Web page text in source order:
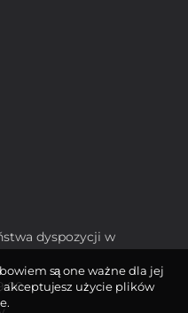
dyspozycji w
są one ważne dla jej
użycie plików